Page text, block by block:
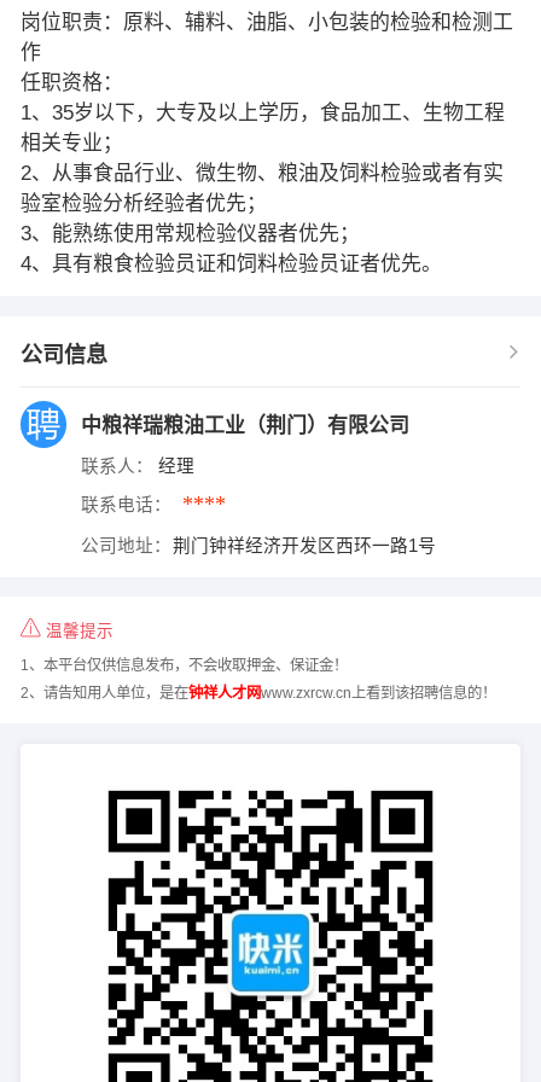
岗位职责：原料、辅料、油脂、小包装的检验和检测工
作
任职资格：
1、35岁以下，大专及以上学历，食品加工、生物工程
相关专业；
2、从事食品行业、微生物、粮油及饲料检验或者有实
验室检验分析经验者优先；
3、能熟练使用常规检验仪器者优先；
4、具有粮食检验员证和饲料检验员证者优先。
公司信息
中粮祥瑞粮油工业（荆门）有限公司
联系人： 经理
联系电话： ****
公司地址： 荆门钟祥经济开发区西环一路1号
温馨提示
1、本平台仅供信息发布，不会收取押金、保证金！
2、请告知用人单位，是在钟祥人才网www.zxrcw.cn上看到该招聘信息的！